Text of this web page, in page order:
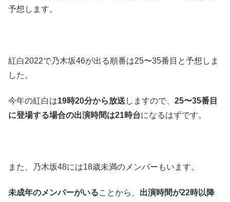
予想します。
紅白2022で乃木坂46が出る順番は25〜35番目と予想しま
した。
今年の紅白は19時20分から放送 しますので、 25〜35番目
に登場する場合の出演時間は21時台になるはずです。
また、乃木坂48には18歳未満のメンバーもいます。
未成年のメンバーがいることから、 出演時間が22時以降